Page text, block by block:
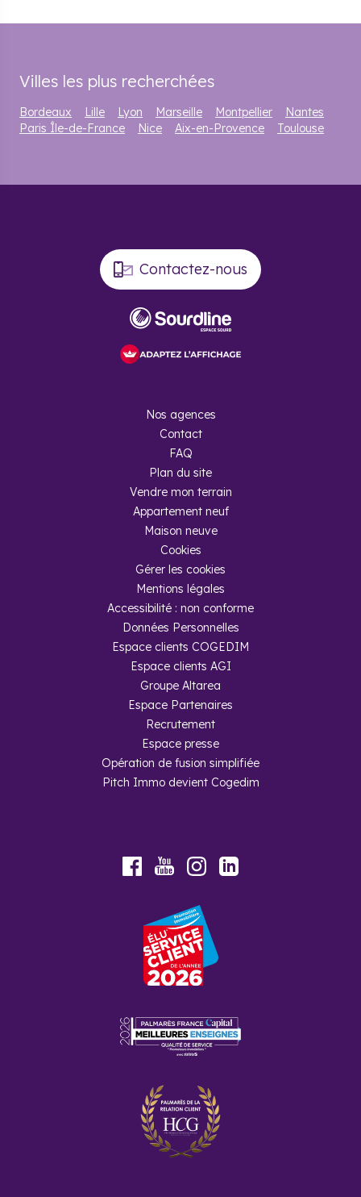
Villes les plus recherchées
Bordeaux Lille Lyon Marseille Montpellier
Nantes
Paris Île-de-France
Nice Aix-en-Provence Toulouse
Contactez-nous
Nos agences
Contact
FAQ
Plan du site
Vendre mon terrain
Appartement neuf
Maison neuve
Cookies
Gérer les cookies
Mentions légales
Accessibilité : non conforme
Données Personnelles
Espace clients COGEDIM
Espace clients AGI
Groupe Altarea
Espace Partenaires
Recrutement
Espace presse
Opération de fusion simplifiée
Pitch Immo devient Cogedim
FacebookYoutubeInstagram